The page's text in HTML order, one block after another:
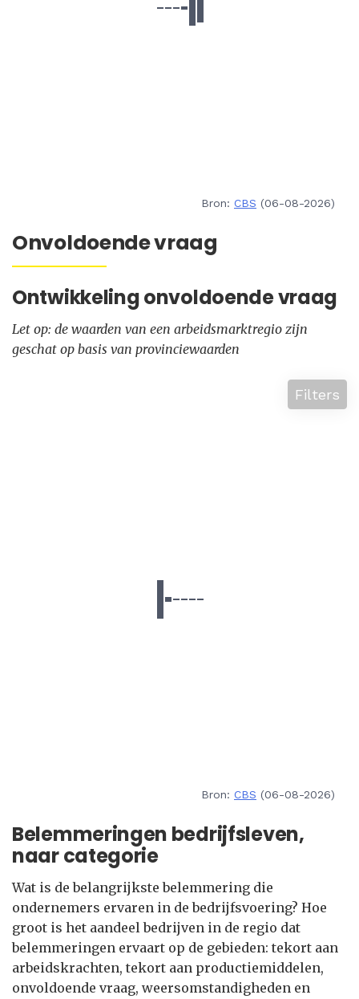
Bron: CBS (06-08-2026)
Onvoldoende vraag
Ontwikkeling onvoldoende vraag
Let op: de waarden van een arbeidsmarktregio zijn
geschat op basis van provinciewaarden
Filters
Bron: CBS (06-08-2026)
Belemmeringen bedrijfsleven,
naar categorie
Wat is de belangrijkste belemmering die
ondernemers ervaren in de bedrijfsvoering? Hoe
groot is het aandeel bedrijven in de regio dat
belemmeringen ervaart op de gebieden: tekort aan
arbeidskrachten, tekort aan productiemiddelen,
onvoldoende vraag, weersomstandigheden en